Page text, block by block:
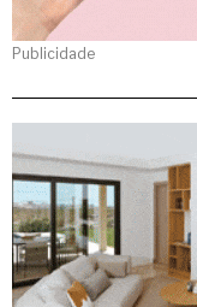
Publicidade